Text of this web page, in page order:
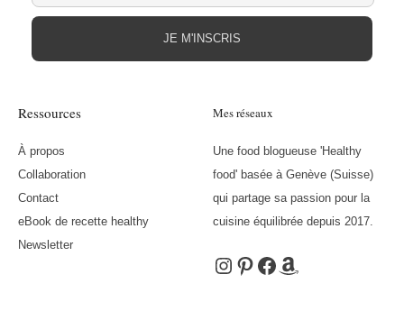
Ressources
À propos
Collaboration
Contact
eBook de recette healthy
Newsletter
Mes réseaux
Une food blogueuse 'Healthy
food' basée à Genève (Suisse)
qui partage sa passion pour la
cuisine équilibrée depuis 2017.
Instagram
Pinterest
Facebook
Amazon
JE M'INSCRIS